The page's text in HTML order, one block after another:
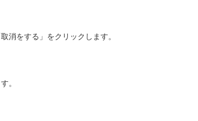
消をする」をクリックします。
。